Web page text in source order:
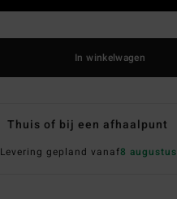
In winkelwagen
Thuis of bij een afhaalpunt
Levering gepland vanaf8 augustus